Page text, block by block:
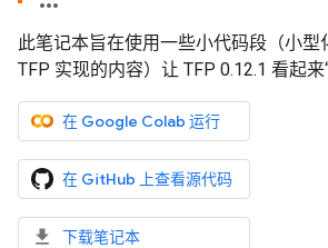
此笔记本旨在使用一些小代码段（小型
TFP 实现的内容）让 TFP 0.12.1 看起来“
在 Google Colab 运行
在 GitHub 上查看源代码
下载笔记本